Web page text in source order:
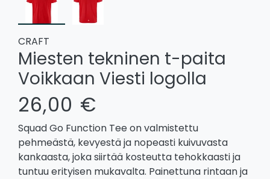
CRAFT
Miesten tekninen t-paita
Voikkaan Viesti logolla
26,00 €
Squad Go Function Tee on valmistettu
pehmeästä, kevyestä ja nopeasti kuivuvasta
kankaasta, joka siirtää kosteutta tehokkaasti ja
tuntuu erityisen mukavalta. Painettuna rintaan ja